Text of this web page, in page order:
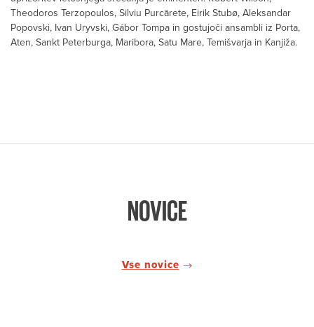
Theodoros Terzopoulos, Silviu Purcărete, Eirik Stubø, Aleksandar
Popovski, Ivan Uryvski, Gábor Tompa in gostujoči ansambli iz Porta,
Aten, Sankt Peterburga, Maribora, Satu Mare, Temišvarja in Kanjiža.
NOVICE
Vse novice